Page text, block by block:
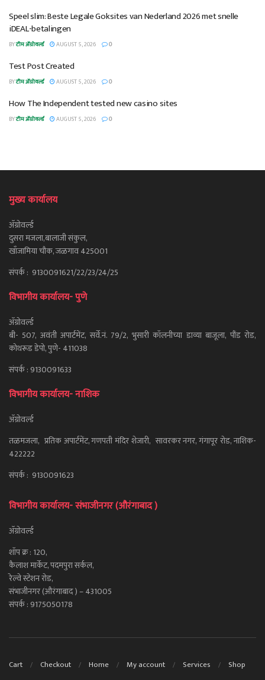
Speel slim: Beste Legale Goksites van Nederland 2026 met snelle
iDEAL-betalingen
BYटीम ॲग्रोवर्ल्ड AUGUST 5, 2026 0
Test Post Created
BYटीम ॲग्रोवर्ल्ड AUGUST 5, 2026 0
How The Independent tested new casino sites
BYटीम ॲग्रोवर्ल्ड AUGUST 5, 2026 0
मुख्य कार्यालय
ॲग्रोवर्ल्ड
दुसरा मजला,बालाजी संकुल,
खाँजामिया चौक, जळगाव 425001
संपर्क : 9130091621/22/23/24/25
विभागीय कार्यालय- पुणे
ॲग्रोवर्ल्ड
बी- 507, अवंती अपार्टमेंट, सर्वे.नं. 79/2, भुसारी कॉलनीच्या डाव्या बाजूला, पौंड रोड,
कोथरूड डेपो, पुणे- 411038
संपर्क : 9130091633
विभागीय कार्यालय- नाशिक
ॲग्रोवर्ल्ड
तळमजला, प्रतिक अपार्टमेंट, गणपती मंदिर शेजारी, सावरकर नगर, गंगापूर रोड, नाशिक-
422222
संपर्क : 9130091623
विभागीय कार्यालय- संभाजीनगर (औरंगाबाद )
ॲग्रोवर्ल्ड
शॉप क्र : 120,
कैलाश मार्केट, पदमपुरा सर्कल,
रेल्वे स्टेशन रोड,
संभाजीनगर (औरंगाबाद ) – 431005
संपर्क : 9175050178
Cart Checkout Home My account Services Shop